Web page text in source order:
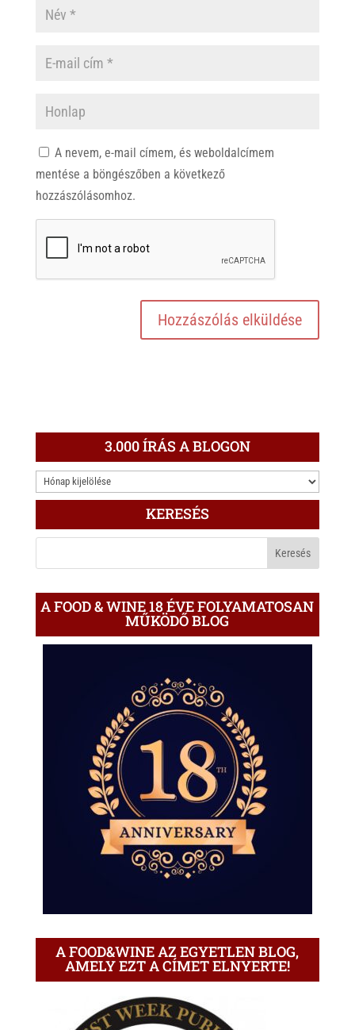
A nevem, e-mail címem, és weboldalcímem
mentése a böngészőben a következő
hozzászólásomhoz.
3.000 ÍRÁS A BLOGON
3.000
ÍRÁS
KERESÉS
A FOOD & WINE 18 ÉVE FOLYAMATOSAN
MŰKÖDŐ BLOG
A FOOD&WINE AZ EGYETLEN BLOG,
AMELY EZT A CÍMET ELNYERTE!